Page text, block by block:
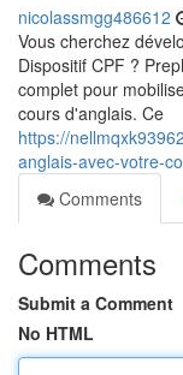
nicolassmgg486612
Vous cherchez
Dispositif CPF ?
complet pour
cours d'anglais. Ce
https://
anglais-avec-votre-
Comments
Comments
Submit a Comment
No HTML